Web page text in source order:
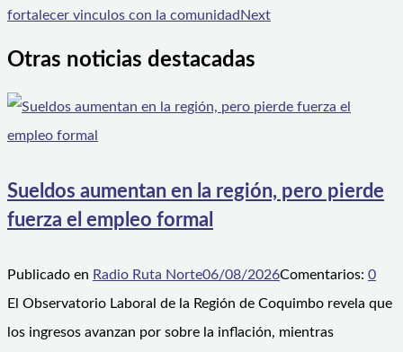
fortalecer vinculos con la comunidadNext
Otras noticias destacadas
Sueldos aumentan en la región, pero pierde
fuerza el empleo formal
Publicado en Radio Ruta Norte06/08/2026Comentarios: 0
El Observatorio Laboral de la Región de Coquimbo revela que
los ingresos avanzan por sobre la inflación, mientras